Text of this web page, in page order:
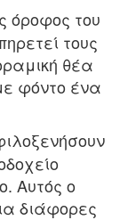
όροφος του
τους
θέα
φόντο ένα
Αυτός ο
διάφορες